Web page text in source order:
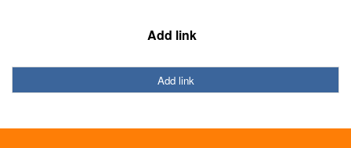
Add link
Add link